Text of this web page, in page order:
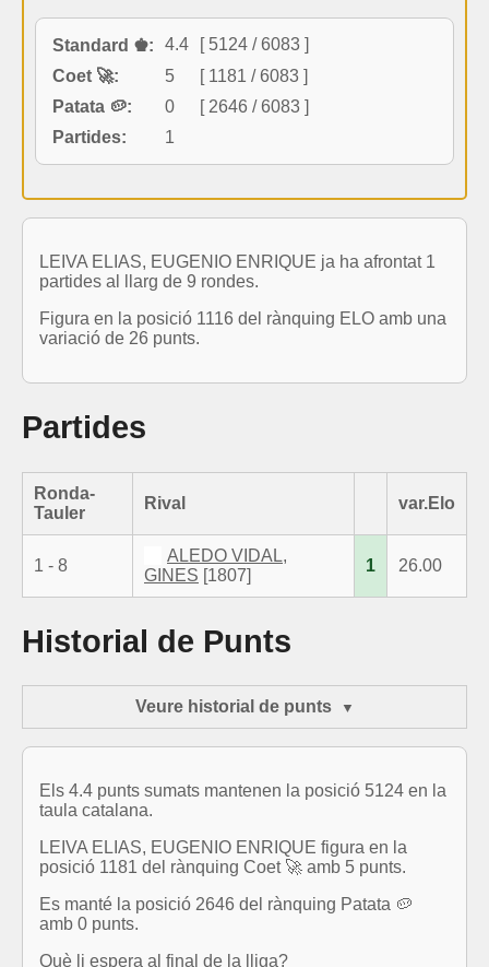
Standard ♚: 4.4
[ 5124 / 6083 ]
Coet 🚀:
5
[ 1181 / 6083 ]
Patata 🥔:
0
[ 2646 / 6083 ]
Partides:
1
LEIVA ELIAS, EUGENIO ENRIQUE ja ha afrontat 1
partides al llarg de 9 rondes.
Figura en la posició 1116 del rànquing ELO amb una
variació de 26 punts.
Partides
Ronda-
Tauler
Rival var.Elo
1 - 8
ALEDO VIDAL,
GINES [1807]
1 26.00
Historial de Punts
Veure historial de punts
Els 4.4 punts sumats mantenen la posició 5124 en la
taula catalana.
LEIVA ELIAS, EUGENIO ENRIQUE figura en la
posició 1181 del rànquing Coet 🚀 amb 5 punts.
Es manté la posició 2646 del rànquing Patata 🥔
amb 0 punts.
Què li espera al final de la lliga?